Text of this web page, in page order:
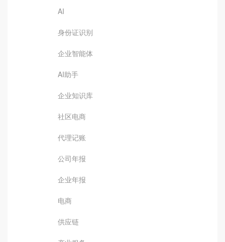
AI
身份证识别
企业智能体
AI助手
企业知识库
社区电商
代理记账
公司年报
企业年报
电商
供应链